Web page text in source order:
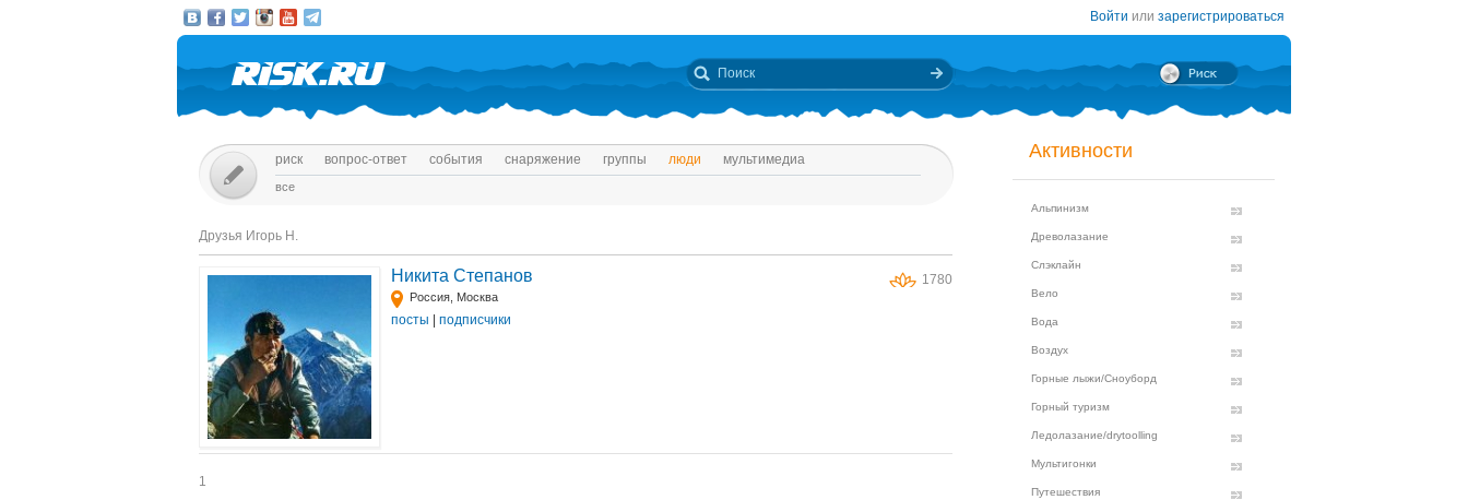
Войти или зарегистрироваться
риск вопрос-ответ события снаряжение группы люди мультимедиа
все
Друзья Игорь Н.
1780
Никита Степанов
Россия, Москва
посты подписчики
1
Активности
Альпинизм
Древолазание
Слэклайн
Вело
Вода
Воздух
Горные лыжи/Сноуборд
Горный туризм
Ледолазание/drytoolling
Мультигонки
Путешествия